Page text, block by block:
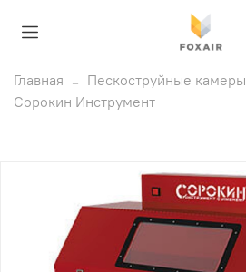
Главная
Пескоструйные камеры
Сорокин Инструмент